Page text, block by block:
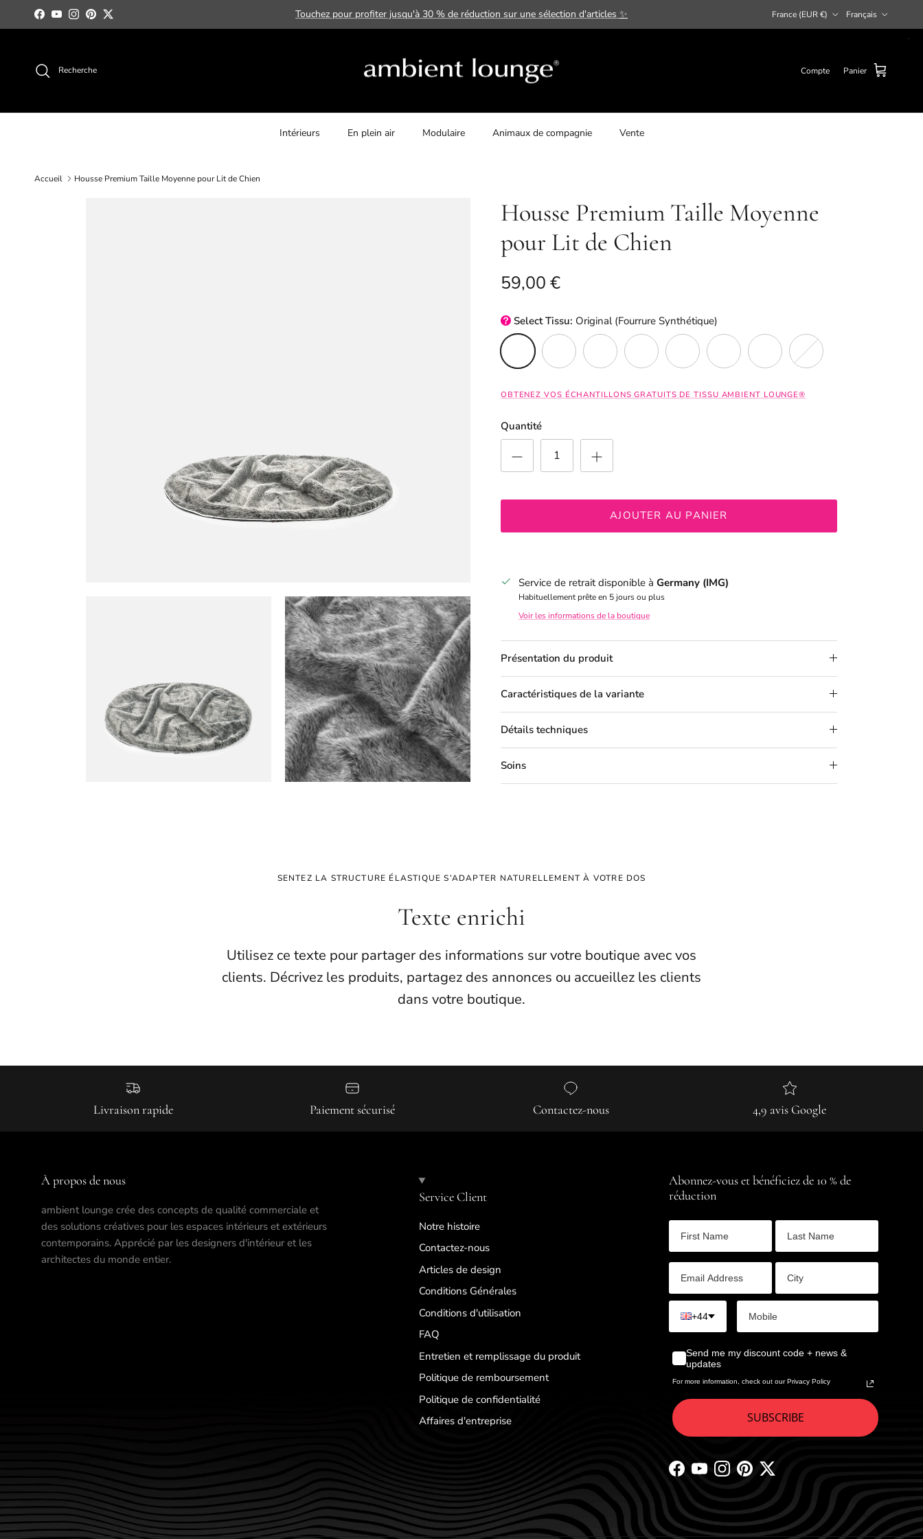
Aller au contenu
Facebook
YouTubeInstagram
PinterestTwitter Touchez pour profiter jusqu'à 30 % de réduction sur une sélection d'articles ✨ France (EUR €) Français
Recherche Compte Panier
Intérieurs En plein air Modulaire Animaux de compagnie Vente
Accueil Housse Premium Taille Moyenne pour Lit de Chien
Housse Premium Taille Moyenne
pour Lit de Chien
Prix habituel
59,00 €
SelectTissu: Original (Fourrure Synthétique)
Original (Fourrure Synthétique)
Animal sauvage (fausse fourrure)
Cappuccino (Fourrure Synthétique)
ThermoQuilt Café (Refroidissement)
ThermoQuilt Argent (Refroidissant)
Rose Ballerine (Fausse Fourrure)
Coton biologiqueGris Soie (Fourrure
OBTENEZ VOS ÉCHANTILLONS GRATUITS DE TISSU AMBIENT LOUNGE®
Quantité
AJOUTER AU PANIER
Service de retrait disponible à Germany (IMG)
Habituellement prête en 5 jours ou plus
Voir les informations de la boutique
Présentation du produit
Caractéristiques de la variante
Détails techniques
Soins
SENTEZ LA STRUCTURE ÉLASTIQUE S’ADAPTER NATURELLEMENT À VOTRE DOS
Texte enrichi
Utilisez ce texte pour partager des informations sur votre boutique avec vos
clients. Décrivez les produits, partagez des annonces ou accueillez les clients
dans votre boutique.
Livraison rapide Paiement sécurisé Contactez-nous 4,9 avis Google
À propos de nous
ambient lounge crée des concepts de qualité commerciale et
des solutions créatives pour les espaces intérieurs et extérieurs
contemporains. Apprécié par les designers d'intérieur et les
architectes du monde entier.
Service Client
Notre histoire
Contactez-nous
Articles de design
Conditions Générales
Conditions d'utilisation
FAQ
Entretien et remplissage du produit
Politique de remboursement
Politique de confidentialité
Affaires d'entreprise
Abonnez-vous et bénéficiez de 10 % de
réduction
+44
Send me my discount code + news &
updates
For more information, check out our Privacy Policy
SUBSCRIBE
Facebook
YouTubeInstagram
PinterestTwitter